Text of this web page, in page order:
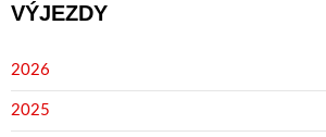
VÝJEZDY
2026
2025